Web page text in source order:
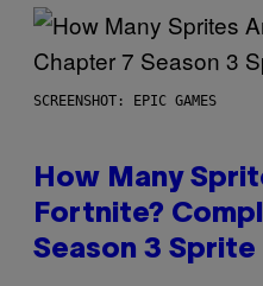
SCREENSHOT: EPIC GAMES
How Many
Fortnite?
Season 3